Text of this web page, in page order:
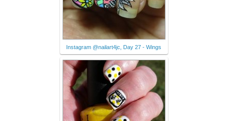
Instagram @nailart4jc, Day 27 - Wings